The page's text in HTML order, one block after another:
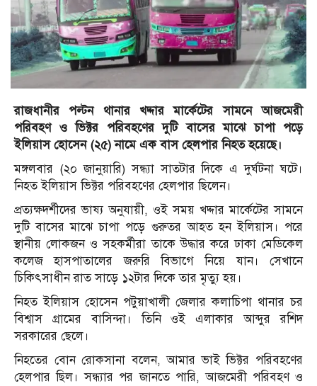
রাজধানীর পল্টন থানার খদ্দার মার্কেটের সামনে আজমেরী
পরিবহণ ও ভিক্টর পরিবহণের দুটি বাসের মাঝে চাপা পড়ে
ইলিয়াস হোসেন (২৫) নামে এক বাস হেলপার নিহত হয়েছে।
মঙ্গলবার (২০ জানুয়ারি) সন্ধ্যা সাতটার দিকে এ দুর্ঘটনা ঘটে।
নিহত ইলিয়াস ভিক্টর পরিবহণের হেলপার ছিলেন।
প্রত্যক্ষদর্শীদের ভাষ্য অনুযায়ী, ওই সময় খদ্দার মার্কেটের সামনে
দুটি বাসের মাঝে চাপা পড়ে গুরুতর আহত হন ইলিয়াস। পরে
স্থানীয় লোকজন ও সহকর্মীরা তাকে উদ্ধার করে ঢাকা মেডিকেল
কলেজ হাসপাতালের জরুরি বিভাগে নিয়ে যান। সেখানে
চিকিৎসাধীন রাত সাড়ে ১২টার দিকে তার মৃত্যু হয়।
নিহত ইলিয়াস হোসেন পটুয়াখালী জেলার কলাচিপা থানার চর
বিশ্বাস গ্রামের বাসিন্দা। তিনি ওই এলাকার আব্দুর রশিদ
সরকারের ছেলে।
নিহতের বোন রোকসানা বলেন, আমার ভাই ভিক্টর পরিবহণের
হেলপার ছিল। সন্ধ্যার পর জানতে পারি, আজমেরী পরিবহণ ও